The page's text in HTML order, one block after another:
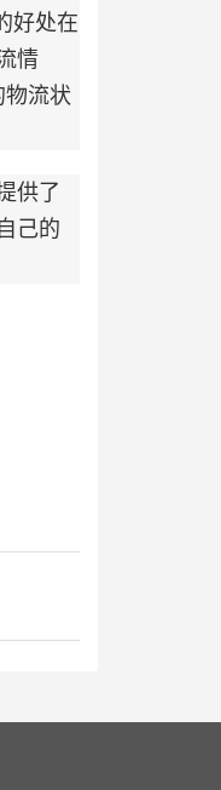
好处在
情
流状
供了
己的